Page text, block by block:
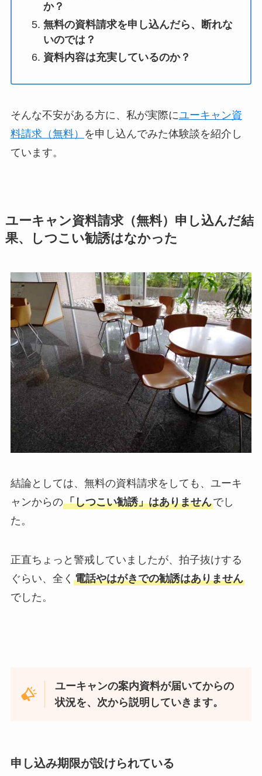
か？
無料の資料請求を申し込んだら、断れな
いのでは？
資料内容は充実しているのか？
そんな不安がある方に、私が実際にユーキャン資
料請求（無料）
を申し込んでみた体験談を紹介し
ています。
ユーキャン資料請求（無料）申し込んだ結
果、しつこい勧誘はなかった
結論としては、無料の資料請求をしても、ユーキ
ャンからの「しつこい勧誘」はありませんでし
た。
正直ちょっと警戒していましたが、拍子抜けする
ぐらい、 全く 電話やはがきでの勧誘はありません
でした。
ユーキャンの案内資料が届いてからの
状況を、次から説明していきます。
申し込み期限が設けられている